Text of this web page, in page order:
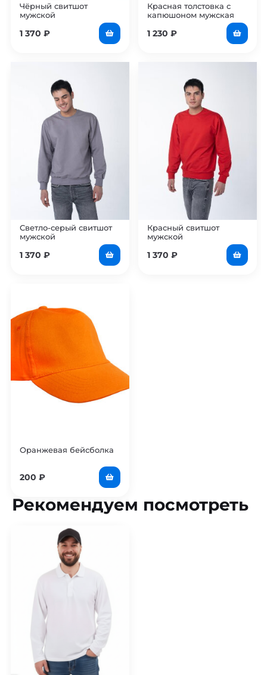
Чёрный свитшот
мужской
1 370 ₽
Красная толстовка с
капюшоном мужская
1 230 ₽
Светло-серый свитшот
мужской
1 370 ₽
Красный свитшот
мужской
1 370 ₽
Оранжевая бейсболка
200 ₽
Рекомендуем посмотреть